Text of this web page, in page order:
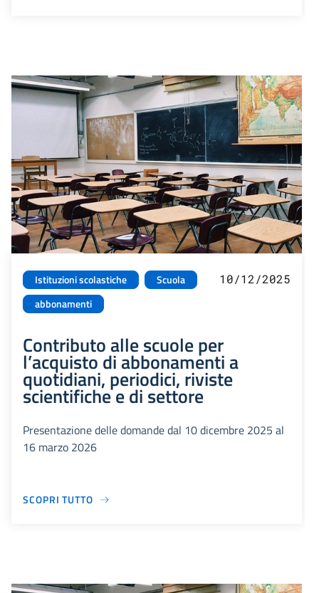
Istituzioni scolastiche
Scuola
abbonamenti
10/12/2025
Contributo alle scuole per
l’acquisto di abbonamenti a
quotidiani, periodici, riviste
scientifiche e di settore
Presentazione delle domande dal 10 dicembre 2025 al
16 marzo 2026
SCOPRI TUTTO